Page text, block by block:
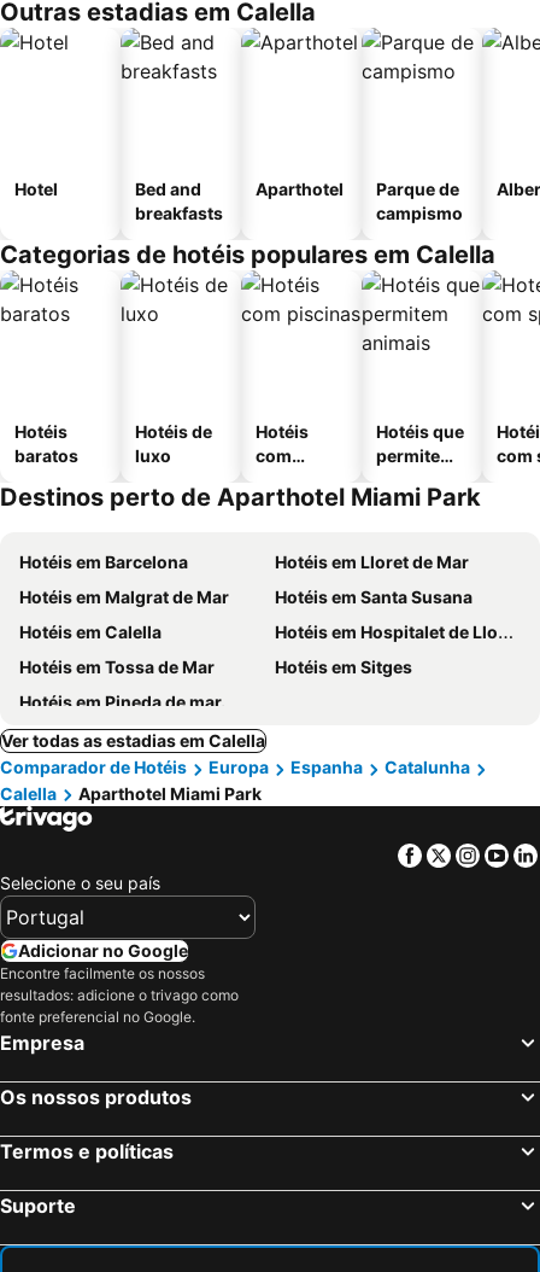
Outras estadias em Calella
Hotel
Bed and
breakfasts
Aparthotel
Parque de
campismo
Categorias de hotéis populares em Calella
Hotéis
baratos
Hotéis de
luxo
Hotéis
com
Hotéis que
permitem
com
Destinos perto de Aparthotel Miami Park
Hotéis em Barcelona
Hotéis em Lloret de Mar
Hotéis em Malgrat de Mar
Hotéis em Santa Susana
Hotéis em Calella
Hotéis em Hospitalet de Llobregat
Hotéis em Tossa de Mar
Hotéis em Sitges
Hotéis em Pineda de mar.
Ver todas as estadias em Calella
Comparador de Hotéis
Europa Espanha
Catalunha
Calella
Aparthotel Miami Park
Facebook
Twitter
Selecione o seu país
Adicionar no Google
Encontre facilmente os nossos
resultados: adicione o trivago como
fonte preferencial no Google.
Empresa
Os nossos produtos
Termos e políticas
Suporte